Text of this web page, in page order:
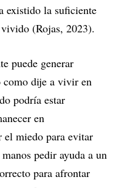
existido la suficiente
(Rojas, 2023).
puede generar
como dije a vivir en
podría estar
en
miedo para evitar
pedir ayuda a un
para afrontar